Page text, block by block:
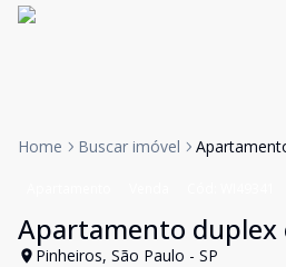
Home Buscar imóvel
Apartamento duplex
Pinheiros, São Paulo - SP